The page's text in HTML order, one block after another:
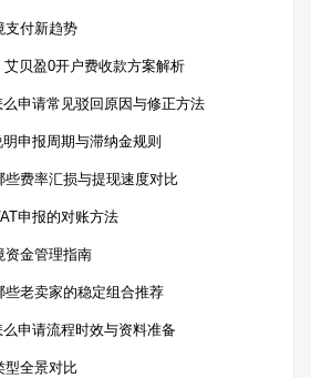
支付新趋势
贝盈0开户费收款方案解析
申请常见驳回原因与修正方法
申报周期与滞纳金规则
些费率汇损与提现速度对比
申报的对账方法
资金管理指南
些老卖家的稳定组合推荐
申请流程时效与资料准备
型全景对比